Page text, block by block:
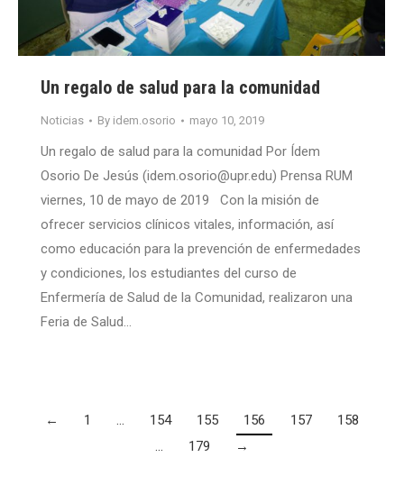
Un regalo de salud para la comunidad
Noticias By idem.osorio mayo 10, 2019
Un regalo de salud para la comunidad Por Ídem
Osorio De Jesús (idem.osorio@upr.edu) Prensa RUM
viernes, 10 de mayo de 2019 Con la misión de
ofrecer servicios clínicos vitales, información, así
como educación para la prevención de enfermedades
y condiciones, los estudiantes del curso de
Enfermería de Salud de la Comunidad, realizaron una
Feria de Salud…
← 1 … 154 155 156 157
158
…
179 →